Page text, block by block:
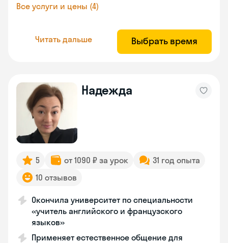
Все услуги и цены (4)
Читать дальше Выбрать время
Надежда
5 от 1090 ₽ за урок
31 год опыта
10 отзывов
Окончила университет по специальности
«учитель английского и французского
языков»
Применяет естественное общение для